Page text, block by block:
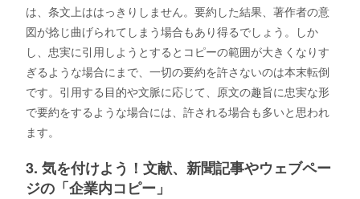
は、条文上ははっきりしません。要約した結果、著作者の意
図が捻じ曲げられてしまう場合もあり得るでしょう。しか
し、忠実に引用しようとするとコピーの範囲が大きくなりす
ぎるような場合にまで、一切の要約を許さないのは本末転倒
です。引用する目的や文脈に応じて、原文の趣旨に忠実な形
で要約をするような場合には、許される場合も多いと思われ
ます。
3. 気を付けよう！文献、新聞記事やウェブペー
ジの「企業内コピー」